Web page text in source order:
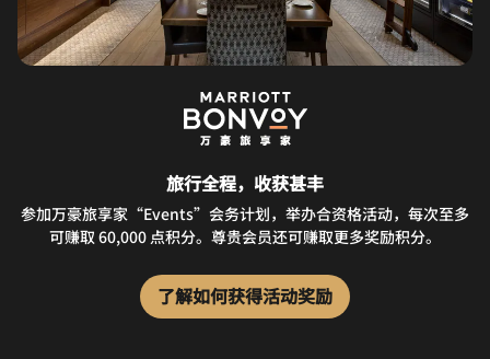
旅行全程，收获甚丰
参加万豪旅享家“Events”会务计划，举办合资格活动，每次至多
可赚取 60,000 点积分。尊贵会员还可赚取更多奖励积分。
了解如何获得活动奖励